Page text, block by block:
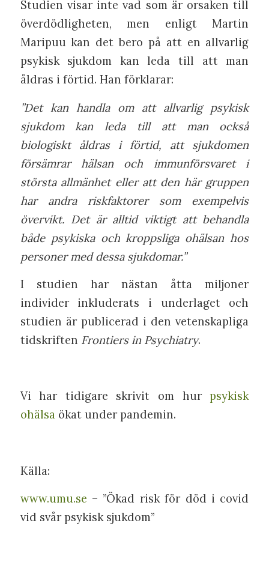
Studien visar inte vad som är orsaken till
överdödligheten, men enligt Martin
Maripuu kan det bero på att en allvarlig
psykisk sjukdom kan leda till att man
åldras i förtid. Han förklarar:
”Det kan handla om att allvarlig psykisk
sjukdom kan leda till att man också
biologiskt åldras i förtid, att sjukdomen
försämrar hälsan och immunförsvaret i
största allmänhet eller att den här gruppen
har andra riskfaktorer som exempelvis
övervikt. Det är alltid viktigt att behandla
både psykiska och kroppsliga ohälsan hos
personer med dessa sjukdomar.”
I studien har nästan åtta miljoner
individer inkluderats i underlaget och
studien är publicerad i den vetenskapliga
tidskriften Frontiers in Psychiatry.
Vi har tidigare skrivit om hurpsykisk
ohälsaökat under pandemin.
Källa:
www.umu.se – ”Ökad risk för död i covid
vid svår psykisk sjukdom”